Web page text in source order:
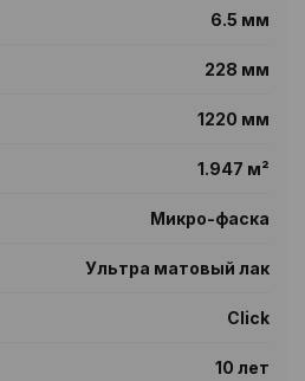
6.5 мм
228 мм
1220 мм
1.947 м²
Микро-фаска
Ультра матовый лак
Click
10 лет